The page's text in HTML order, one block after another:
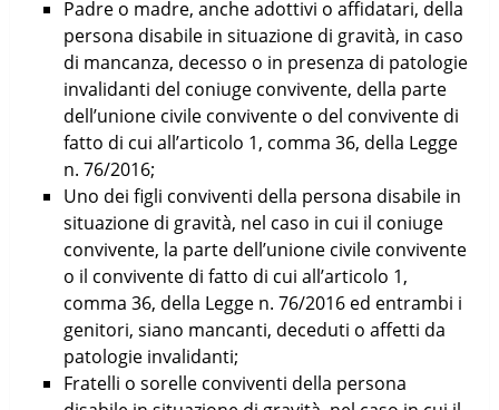
Padre o madre, anche adottivi o affidatari, della
persona disabile in situazione di gravità, in caso
di mancanza, decesso o in presenza di patologie
invalidanti del coniuge convivente, della parte
dell’unione civile convivente o del convivente di
fatto di cui all’articolo 1, comma 36, della Legge
n. 76/2016;
Uno dei figli conviventi della persona disabile in
situazione di gravità, nel caso in cui il coniuge
convivente, la parte dell’unione civile convivente
o il convivente di fatto di cui all’articolo 1,
comma 36, della Legge n. 76/2016 ed entrambi i
genitori, siano mancanti, deceduti o affetti da
patologie invalidanti;
Fratelli o sorelle conviventi della persona